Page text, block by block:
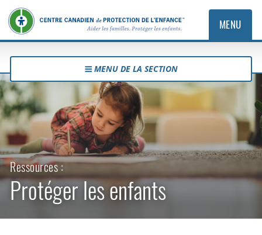
MENU
MENU DE LA SECTION
Ressources :
Protéger les enfants